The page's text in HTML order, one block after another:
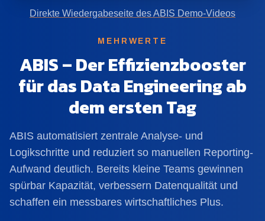
Direkte Wiedergabeseite des ABIS Demo-Videos
MEHRWERTE
ABIS – Der Effizienzbooster
für das Data Engineering ab
dem ersten Tag
ABIS automatisiert zentrale Analyse- und
Logikschritte und reduziert so manuellen Reporting-
Aufwand deutlich. Bereits kleine Teams gewinnen
spürbar Kapazität, verbessern Datenqualität und
schaffen ein messbares wirtschaftliches Plus.